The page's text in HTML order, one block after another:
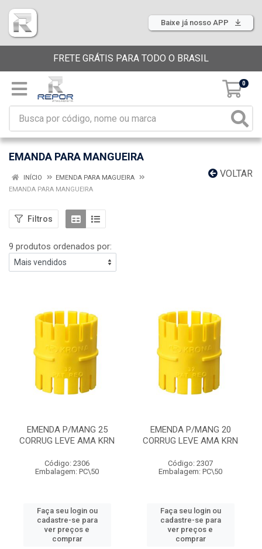
Baixe já nosso APP
FRETE GRÁTIS PARA TODO O BRASIL
0
EMANDA PARA MANGUEIRA
VOLTAR
INÍCIO
EMENDA PARA MAGUEIRA
EMANDA PARA MANGUEIRA
Filtros
9 produtos ordenados por:
EMENDA P/MANG 25
CORRUG LEVE AMA KRN
Código: 2306
Embalagem: PC\50
Faça seu login ou
cadastre-se para
ver preços e
comprar
EMENDA P/MANG 20
CORRUG LEVE AMA KRN
Código: 2307
Embalagem: PC\50
Faça seu login ou
cadastre-se para
ver preços e
comprar